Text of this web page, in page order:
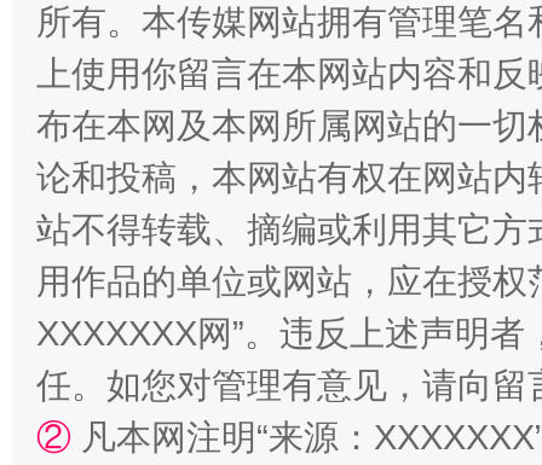
站台名比不上好声名
所有。本传媒网站拥有管理笔
上使用你留言在本网站内容和
布在本网及本网所属网站的一
论和投稿，本网站有权在网站
站不得转载、摘编或利用其它
用作品的单位或网站，应在授
XXXXXXX网”。违反上述声明
任。如您对管理有意见，请向
② 凡本网注明“来源：